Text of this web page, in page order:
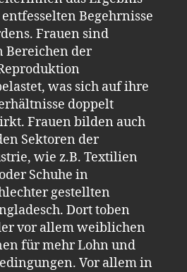
Begehrnisse
Frauen sind
Bereichen der
was sich auf ihre
doppelt
Frauen bilden auch
Sektoren der
wie z.B. Textilien
Schuhe in
gestellten
Dort toben
vor allem weiblichen
für mehr Lohn und
Vor allem in